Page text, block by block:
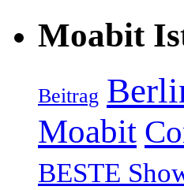
Moabit
Beitrag
Moabit
BESTE